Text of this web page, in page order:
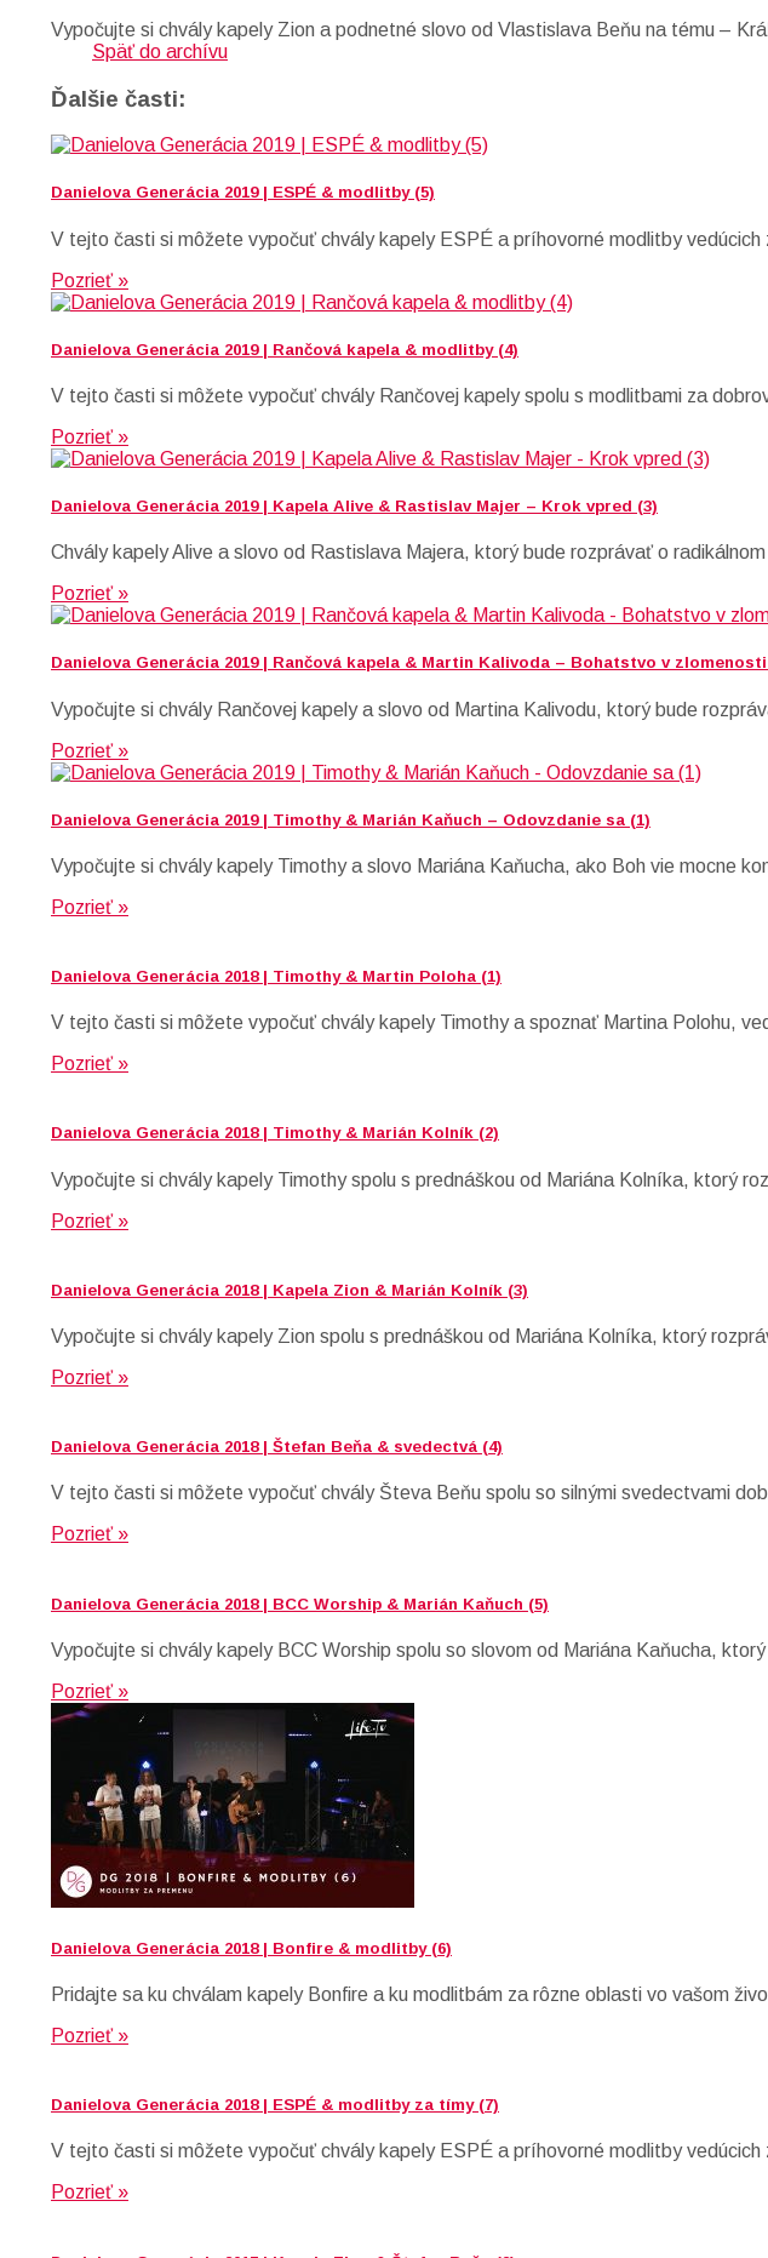
Vypočujte si chvály kapely Zion a podnetné slovo od Vlastislava Beňu na tému –
Späť do archívu
Ďalšie časti:
Danielova Generácia 2019 | ESPÉ & modlitby (5)
V tejto časti si môžete vypočuť chvály kapely ESPÉ a príhovorné modlitby
Pozrieť »
Danielova Generácia 2019 | Rančová kapela & modlitby (4)
V tejto časti si môžete vypočuť chvály Rančovej kapely spolu s modlitbami za
Pozrieť »
Danielova Generácia 2019 | Kapela Alive & Rastislav Majer – Krok vpred (3)
Chvály kapely Alive a slovo od Rastislava Majera, ktorý bude rozprávať o
Pozrieť »
Danielova Generácia 2019 | Rančová kapela & Martin Kalivoda – Bohatstvo v zlomenosti
Vypočujte si chvály Rančovej kapely a slovo od Martina Kalivodu, ktorý bude
Pozrieť »
Danielova Generácia 2019 | Timothy & Marián Kaňuch – Odovzdanie sa (1)
Vypočujte si chvály kapely Timothy a slovo Mariána Kaňucha, ako Boh vie mocne
Pozrieť »
Danielova Generácia 2018 | Timothy & Martin Poloha (1)
V tejto časti si môžete vypočuť chvály kapely Timothy a spoznať Martina Polohu,
Pozrieť »
Danielova Generácia 2018 | Timothy & Marián Kolník (2)
Vypočujte si chvály kapely Timothy spolu s prednáškou od Mariána Kolníka, ktorý
Pozrieť »
Danielova Generácia 2018 | Kapela Zion & Marián Kolník (3)
Vypočujte si chvály kapely Zion spolu s prednáškou od Mariána Kolníka, ktorý
Pozrieť »
Danielova Generácia 2018 | Štefan Beňa & svedectvá (4)
V tejto časti si môžete vypočuť chvály Števa Beňu spolu so silnými svedectvami
Pozrieť »
Danielova Generácia 2018 | BCC Worship & Marián Kaňuch (5)
Vypočujte si chvály kapely BCC Worship spolu so slovom od Mariána Kaňucha,
Pozrieť »
Danielova Generácia 2018 | Bonfire & modlitby (6)
Pridajte sa ku chválam kapely Bonfire a ku modlitbám za rôzne oblasti vo vašom
Pozrieť »
Danielova Generácia 2018 | ESPÉ & modlitby za tímy (7)
V tejto časti si môžete vypočuť chvály kapely ESPÉ a príhovorné modlitby
Pozrieť »